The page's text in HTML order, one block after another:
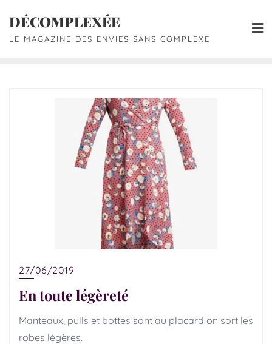
DÉCOMPLEXÉE
LE MAGAZINE DES ENVIES SANS COMPLEXE
27/06/2019
En toute légèreté
Manteaux, pulls et bottes sont au placard on sort les
robes légères.